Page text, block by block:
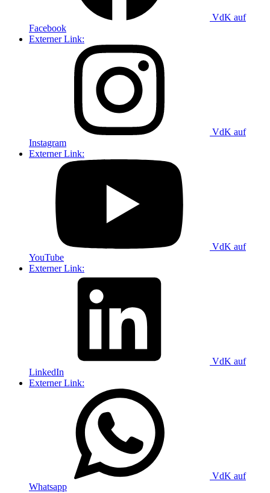
VdK auf
Facebook
Externer Link:
VdK auf
Instagram
Externer Link:
VdK auf
YouTube
Externer Link:
VdK auf
LinkedIn
Externer Link:
VdK auf
Whatsapp